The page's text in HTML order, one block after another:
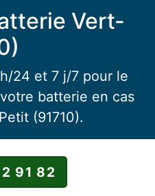
Vert-
24 et 7 j/7 pour le
batterie en cas
(91710).
91 82